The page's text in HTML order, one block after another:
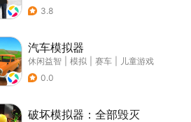
3.8
汽车模拟器
休闲益智 模拟 赛车
儿童游戏
0.0
破坏模拟器：全部毁灭